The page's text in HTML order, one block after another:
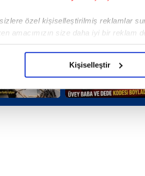
özel kişiselleştirilmiş reklamlar
amacımızın size daha iyi bir reklam
gelen çabayı gösterdiğimizi ve bu
için İnternet Sitemizde kendimize ve
Kişiselleştir